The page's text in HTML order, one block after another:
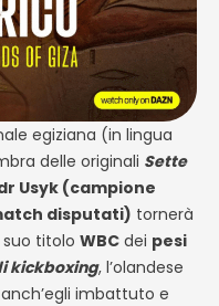
egiziana (in lingua
delle originali Sette
Usyk (campione
disputati) tornerà
titolo WBC dei pesi
kickboxing, l’olandese
imbattuto e